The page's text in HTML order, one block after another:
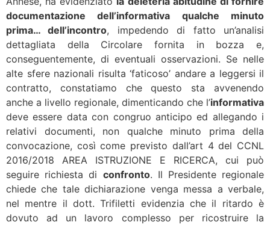
documentazione dell’informativa qualche minuto
prima… dell’incontro, impedendo di fatto un’analisi
dettagliata della Circolare fornita in bozza e,
conseguentemente, di eventuali osservazioni. Se nelle
alte sfere nazionali risulta ‘faticoso’ andare a leggersi il
contratto, constatiamo che questo sta avvenendo
anche a livello regionale, dimenticando che l’informativa
deve essere data con congruo anticipo ed allegando i
relativi documenti, non qualche minuto prima della
convocazione, così come previsto dall’art 4 del CCNL
2016/2018 AREA ISTRUZIONE E RICERCA, cui può
seguire richiesta di confronto. Il Presidente regionale
chiede che tale dichiarazione venga messa a verbale,
nel mentre il dott. Trifiletti evidenzia che il ritardo è
dovuto ad un lavoro complesso per ricostruire la